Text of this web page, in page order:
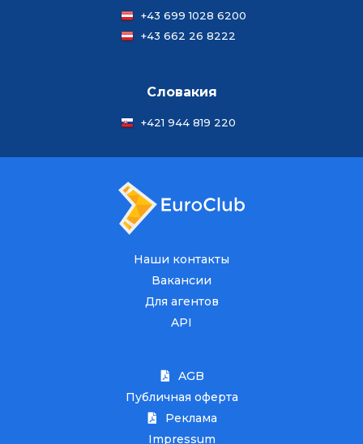
+43 699 1028 6200
+43 662 26 8222
Словакия
+421 944 819 220
Наши контакты
Вакансии
Для агентов
API
AGB
Публичная оферта
Реклама
Impressum